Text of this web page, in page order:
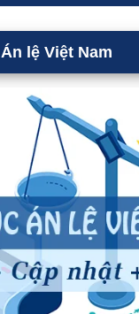
Án lệ Việt Nam